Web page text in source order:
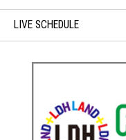
LIVE SCHEDULE